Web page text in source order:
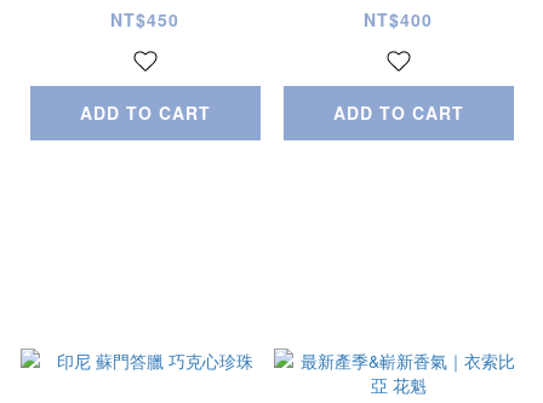
NT$450
ADD TO CART
NT$400
ADD TO CART